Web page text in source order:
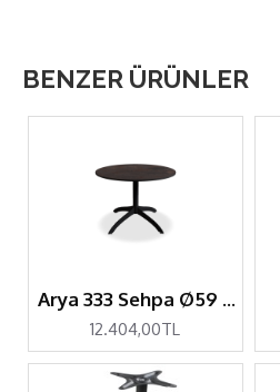
BENZER ÜRÜNLER
Arya 333 Sehpa Ø59 / Ø69 / 59x59 / 69x69
12.404,00TL